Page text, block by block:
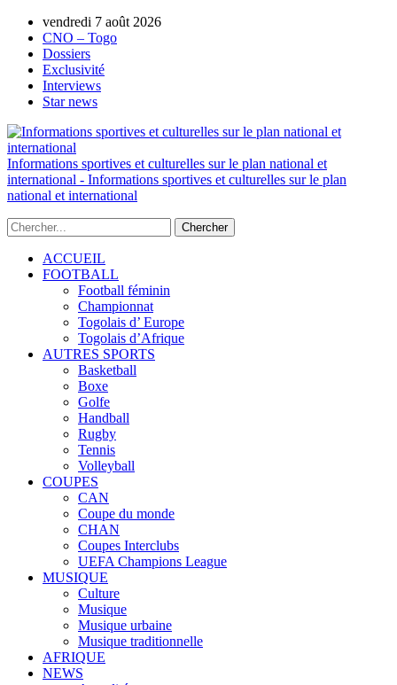
vendredi 7 août 2026
CNO – Togo
Dossiers
Exclusivité
Interviews
Star news
Informations sportives et culturelles sur le plan national et
international - Informations sportives et culturelles sur le plan
national et international
ACCUEIL
FOOTBALL
Football féminin
Championnat
Togolais d’ Europe
Togolais d’Afrique
AUTRES SPORTS
Basketball
Boxe
Golfe
Handball
Rugby
Tennis
Volleyball
COUPES
CAN
Coupe du monde
CHAN
Coupes Interclubs
UEFA Champions League
MUSIQUE
Culture
Musique
Musique urbaine
Musique traditionnelle
AFRIQUE
NEWS
AUTORISATION DE LA HAAC N°0134/